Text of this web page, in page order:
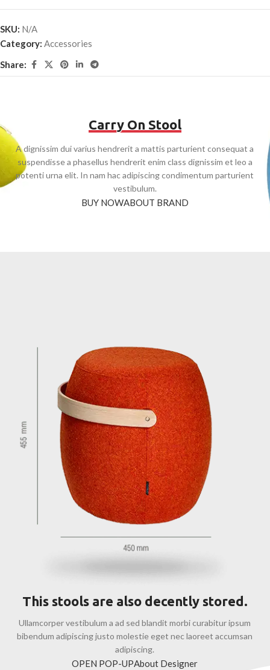
SKU: N/A
Category: Accessories
Share:
Carry On Stool
A dignissim dui varius hendrerit a mattis parturient consequat a
suspendisse a phasellus hendrerit enim class dignissim et leo a
potenti urna elit. In nam hac adipiscing condimentum parturient
vestibulum.
BUY NOWABOUT BRAND
This stools are also decently stored.
Ullamcorper vestibulum a ad sed blandit morbi curabitur ipsum
bibendum adipiscing justo molestie eget nec laoreet accumsan
adipiscing.
OPEN POP-UPAbout Designer